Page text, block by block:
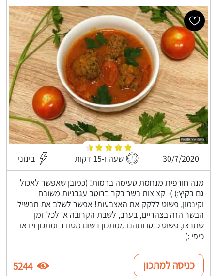
30/7/2020 שעה ו-15 דקות בינוני
מנה חורפית מנחמת טעימה ברמות! (כמובן שאפשר לאכול
גם בקיץ:) )- קציצות בשר בקר ברוטב עגבניות משובח
וקינמון, פשוט ללקק את האצבעות! אפשר לשלב את תבשיל
הבשר הזה בצהריים, בערב, לשבת הקרובה או לכל זמן
שתרצו, פשוט כנסו ותהנו ממתכון רשום מסודר ומתכון וידאו
כיפי :)
כניסה למתכון 5244